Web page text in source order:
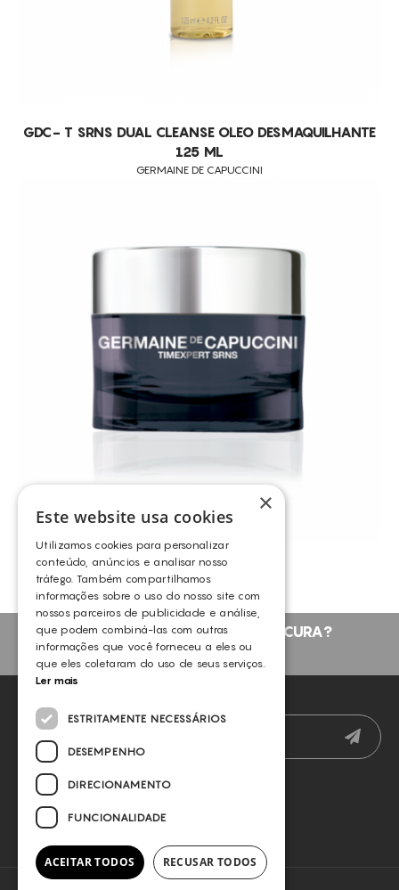
GDC- T SRNS DUAL CLEANSE OLEO DESMAQUILHANTE
125 ML
GERMAINE DE CAPUCCINI
GDC- T SRNS CREME DIA
GERMAINE DE CAPUCCINI
NÃO ENCONTROU O QUE PROCURA?
FALE CONNOSCO
×
Este website usa cookies
Utilizamos cookies para personalizar
conteúdo, anúncios e analisar nosso
tráfego. Também compartilhamos
informações sobre o uso do nosso site com
nossos parceiros de publicidade e análise,
que podem combiná-las com outras
informações que você forneceu a eles ou
que eles coletaram do uso de seus serviços.
Ler mais
ESTRITAMENTE NECESSÁRIOS
DESEMPENHO
DIRECIONAMENTO
FUNCIONALIDADE
ACEITAR TODOS RECUSAR TODOS